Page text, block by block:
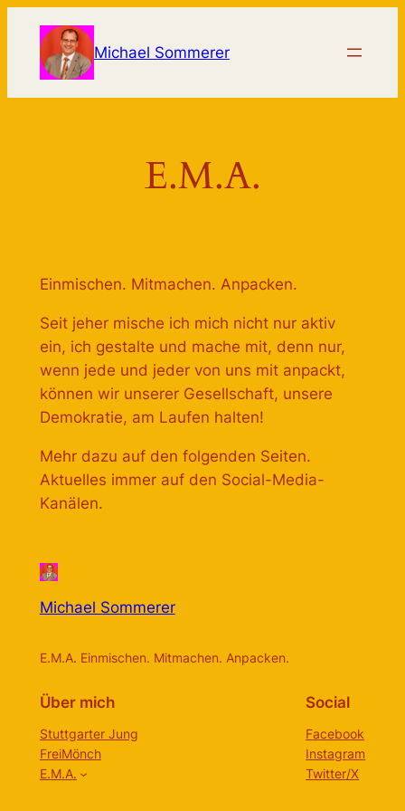
Inhalt
springen
Michael Sommerer
E.M.A.
Einmischen. Mitmachen. Anpacken.
Seit jeher mische ich mich nicht nur aktiv
ein, ich gestalte und mache mit, denn nur,
wenn jede und jeder von uns mit anpackt,
können wir unserer Gesellschaft, unsere
Demokratie, am Laufen halten!
Mehr dazu auf den folgenden Seiten.
Aktuelles immer auf den Social-Media-
Kanälen.
Michael Sommerer
E.M.A. Einmischen. Mitmachen. Anpacken.
Über mich
Stuttgarter Jung
FreiMönch
E.M.A.
Social
Facebook
Instagram
Twitter/X